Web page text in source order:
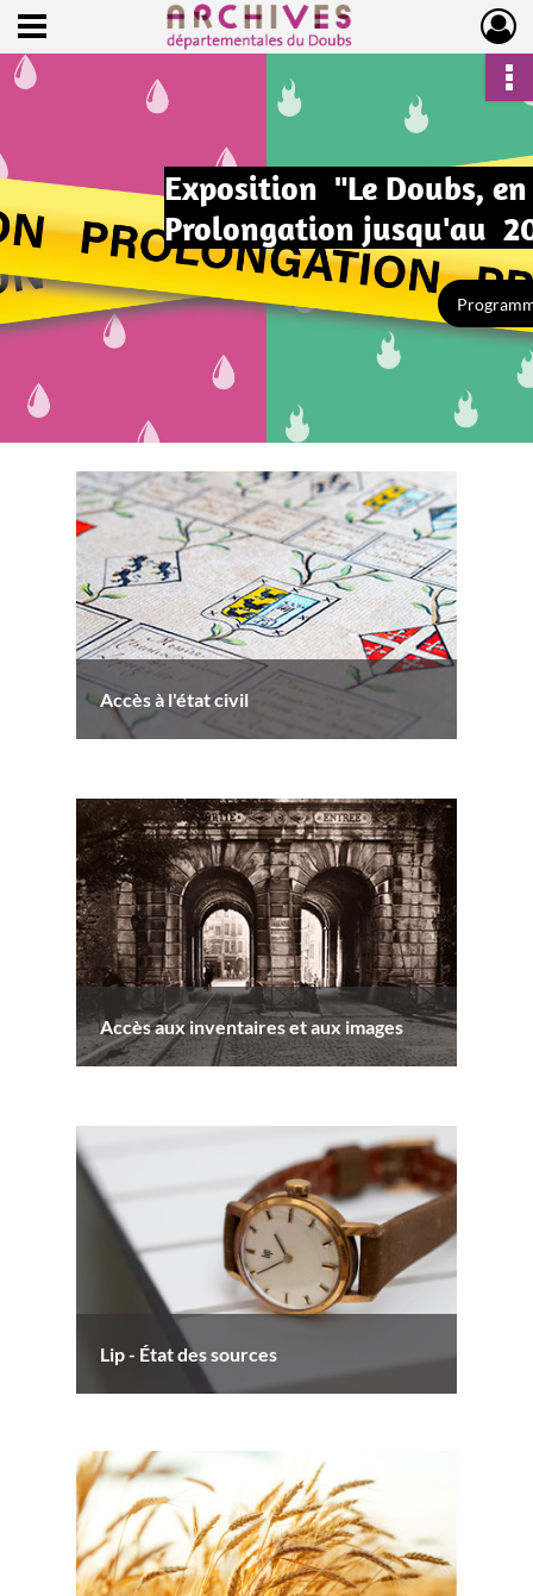
Archives départementales du Doubs
Ouvrir le menu déroulant
Exposition "Le Doubs,
Prolongation jusqu'au
Accès à l'état civil
Accès aux inventaires et aux images
Lip - État des sources